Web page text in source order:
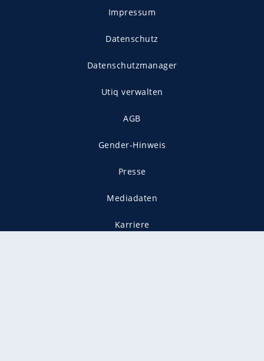
Impressum
Datenschutz
Datenschutzmanager
Utiq verwalten
AGB
Gender-Hinweis
Presse
Mediadaten
Karriere